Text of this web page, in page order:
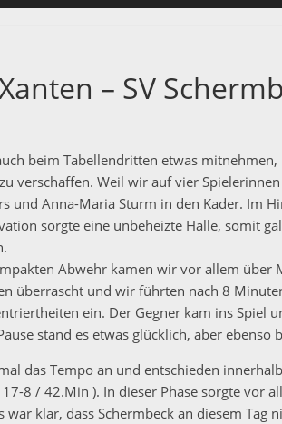
– SV
beim Tabellendritten etwas
verschaffen. Weil wir auf vier
und Anna-Maria Sturm in den Kader. Im
sorgte eine unbeheizte Halle, somit
Abwehr kamen wir vor allem über
überrascht und wir führten nach 8
ein. Der Gegner kam ins Spiel
stand es etwas glücklich, aber ebenso
das Tempo an und entschieden
8 / 42.Min ). In dieser Phase sorgte vor
klar, dass Schermbeck an diesem Tag